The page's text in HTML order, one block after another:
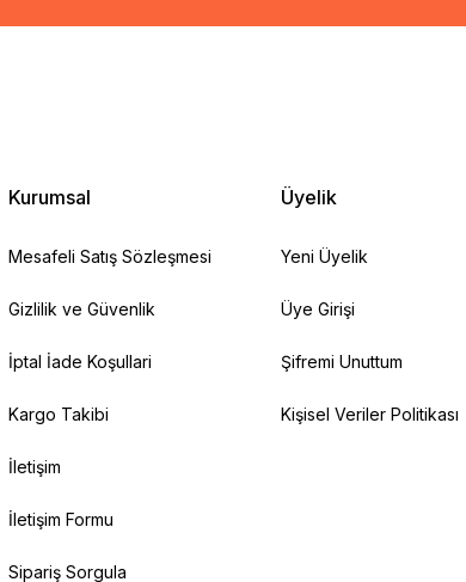
Kurumsal
Mesafeli Satış Sözleşmesi
Gizlilik ve Güvenlik
İptal İade Koşullari
Kargo Takibi
İletişim
İletişim Formu
Sipariş Sorgula
Üyelik
Yeni Üyelik
Üye Girişi
Şifremi Unuttum
Kişisel Veriler Politikası